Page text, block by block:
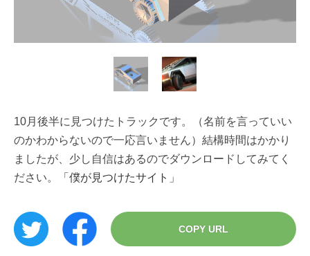
10月後半に見つけたトラックです。（名前を言っていい
のかわからないので一応言いません）結構時間はかかり
ましたが、少し自信はあるのでダウンロードしてみてく
ださい。
「僕が見つけたサイト」
COPY URL